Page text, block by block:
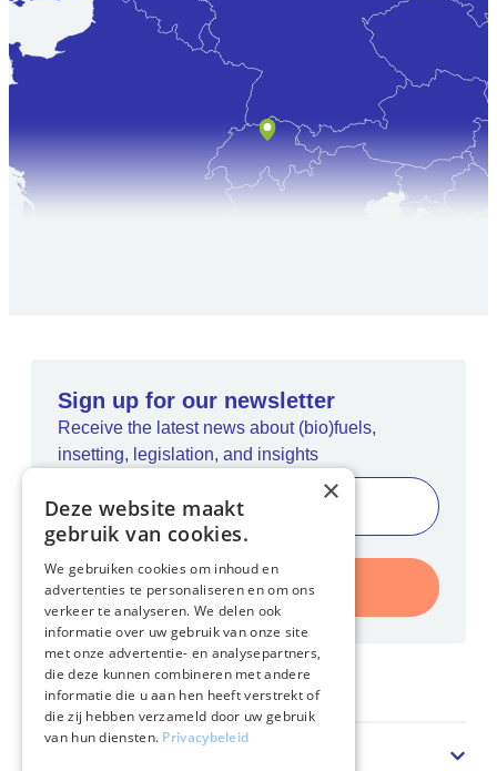
Home
Sign up for our newsletter
Receive the latest news about (bio)fuels,
insetting, legislation, and insights
Register
×
Deze website maakt
gebruik van cookies.
We gebruiken cookies om inhoud en
advertenties te personaliseren en om ons
verkeer te analyseren. We delen ook
informatie over uw gebruik van onze site
met onze advertentie- en analysepartners,
die deze kunnen combineren met andere
informatie die u aan hen heeft verstrekt of
die zij hebben verzameld door uw gebruik
van hun diensten. Privacybeleid